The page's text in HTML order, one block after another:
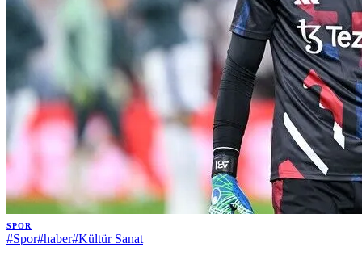
SPOR
#Spor#haber#Kültür Sanat